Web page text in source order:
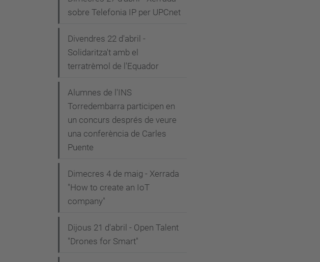
sobre Telefonia IP per UPCnet
Divendres 22 d'abril -
Solidaritza't amb el
terratrèmol de l'Equador
Alumnes de l'INS
Torredembarra participen en
un concurs després de veure
una conferència de Carles
Puente
Dimecres 4 de maig - Xerrada
"How to create an IoT
company"
Dijous 21 d'abril - Open Talent
"Drones for Smart"